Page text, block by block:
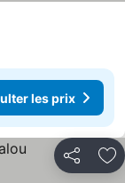
les prix
les prix
Partager